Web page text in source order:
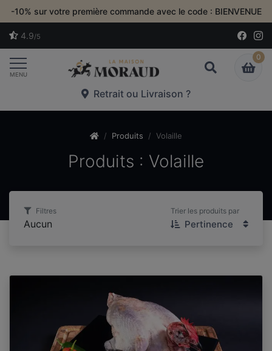
-10% sur votre première commande avec le code : BIENVENUE
4.9/5
Toggle navigation
MENU
0
Retrait ou Livraison ?
Produits Volaille
Produits : Volaille
Filtres
Aucun
Trier les produits par
Pertinence